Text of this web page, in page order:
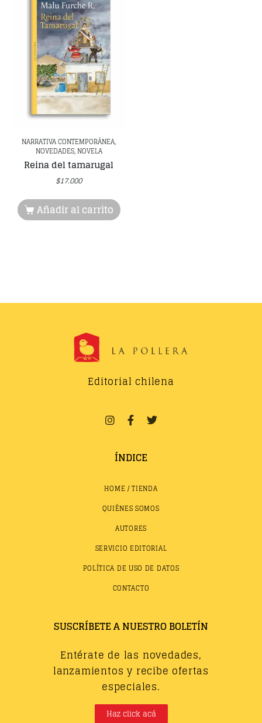
NARRATIVA CONTEMPORÁNEA,
NOVEDADES, NOVELA
Reina del tamarugal
$17.000
Añadir al carrito
Editorial chilena
ÍNDICE
HOME / TIENDA
QUIÉNES SOMOS
AUTORES
SERVICIO EDITORIAL
POLÍTICA DE USO DE DATOS
CONTACTO
SUSCRÍBETE A NUESTRO BOLETÍN
Entérate de las novedades,
lanzamientos y recibe ofertas
especiales.
Haz click acá